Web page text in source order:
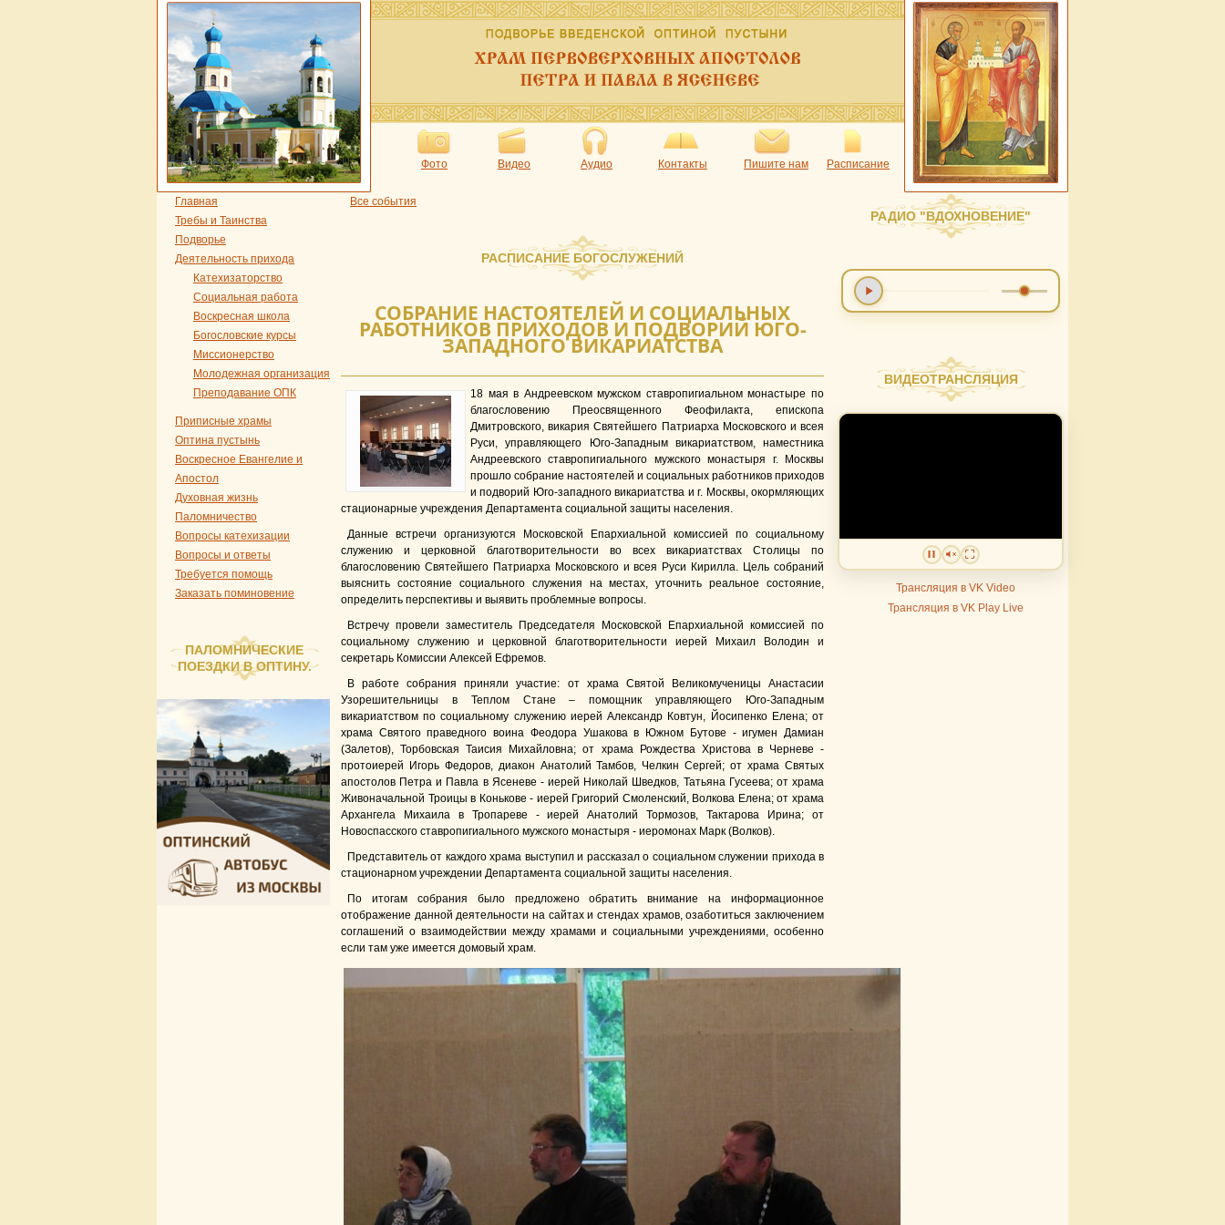
Фото Видео Аудио Контакты Пишите нам Расписание
Главная
Требы и Таинства
Подворье
Деятельность прихода
Катехизаторство
Социальная работа
Воскресная школа
Богословские курсы
Миссионерство
Молодежная организация
Преподавание ОПК
Приписные храмы
Оптина пустынь
Воскресное Евангелие и
Апостол
Духовная жизнь
Паломничество
Вопросы катехизации
Вопросы и ответы
Требуется помощь
Заказать поминовение
ПАЛОМНИЧЕСКИЕ
ПОЕЗДКИ В ОПТИНУ.
Все события
РАСПИСАНИЕ БОГОСЛУЖЕНИЙ
СОБРАНИЕ НАСТОЯТЕЛЕЙ И СОЦИАЛЬНЫХ
РАБОТНИКОВ ПРИХОДОВ И ПОДВОРИЙ ЮГО-
ЗАПАДНОГО ВИКАРИАТСТВА
18 мая в Андреевском мужском ставропигиальном монастыре по
благословению Преосвященного Феофилакта, епископа
Дмитровского, викария Святейшего Патриарха Московского и всея
Руси, управляющего Юго-Западным викариатством, наместника
Андреевского ставропигиального мужского монастыря г. Москвы
прошло собрание настоятелей и социальных работников приходов
и подворий Юго-западного викариатства и г. Москвы, окормляющих
стационарные учреждения Департамента социальной защиты населения.
Данные встречи организуются Московской Епархиальной комиссией по социальному
служению и церковной благотворительности во всех викариатствах Столицы по
благословению Святейшего Патриарха Московского и всея Руси Кирилла. Цель собраний
выяснить состояние социального служения на местах, уточнить реальное состояние,
определить перспективы и выявить проблемные вопросы.
Встречу провели заместитель Председателя Московской Епархиальной комиссией по
социальному служению и церковной благотворительности иерей Михаил Володин и
секретарь Комиссии Алексей Ефремов.
В работе собрания приняли участие: от храма Святой Великомученицы Анастасии
Узорешительницы в Теплом Стане – помощник управляющего Юго-Западным
викариатством по социальному служению иерей Александр Ковтун, Йосипенко Елена; от
храма Святого праведного воина Феодора Ушакова в Южном Бутове - игумен Дамиан
(Залетов), Торбовская Таисия Михайловна; от храма Рождества Христова в Черневе -
протоиерей Игорь Федоров, диакон Анатолий Тамбов, Челкин Сергей; от храма Святых
апостолов Петра и Павла в Ясеневе - иерей Николай Шведков, Татьяна Гусеева; от храма
Живоначальной Троицы в Конькове - иерей Григорий Смоленский, Волкова Елена; от храма
Архангела Михаила в Тропареве - иерей Анатолий Тормозов, Тактарова Ирина; от
Новоспасского ставропигиального мужского монастыря - иеромонах Марк (Волков).
Представитель от каждого храма выступил и рассказал о социальном служении прихода в
стационарном учреждении Департамента социальной защиты населения.
По итогам собрания было предложено обратить внимание на информационное
отображение данной деятельности на сайтах и стендах храмов, озаботиться заключением
соглашений о взаимодействии между храмами и социальными учреждениями, особенно
если там уже имеется домовый храм.
РАДИО "ВДОХНОВЕНИЕ"
ВИДЕОТРАНСЛЯЦИЯ
Трансляция в VK Video
Трансляция в VK Play Live